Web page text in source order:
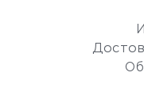
Юридические